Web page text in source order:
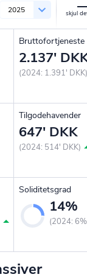
2025
Bruttofortjeneste
2.137'
(2024: 1.391'
Tilgodehavender
647' DKK
(2024: 514' DKK)
Soliditetsgrad
14%
(2024: